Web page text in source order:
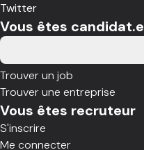
Twitter
Vous êtes candidat.e
Trouver un job
Trouver une entreprise
Vous êtes recruteur
S'inscrire
Me connecter